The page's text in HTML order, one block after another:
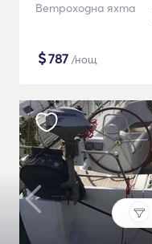
Ветроходна яхта
$787 /нощ